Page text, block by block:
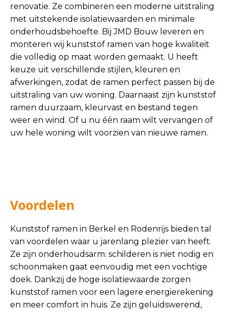
renovatie. Ze combineren een moderne uitstraling
met uitstekende isolatiewaarden en minimale
onderhoudsbehoefte. Bij JMD Bouw leveren en
monteren wij kunststof ramen van hoge kwaliteit
die volledig op maat worden gemaakt. U heeft
keuze uit verschillende stijlen, kleuren en
afwerkingen, zodat de ramen perfect passen bij de
uitstraling van uw woning. Daarnaast zijn kunststof
ramen duurzaam, kleurvast en bestand tegen
weer en wind. Of u nu één raam wilt vervangen of
uw hele woning wilt voorzien van nieuwe ramen.
Voordelen
Kunststof ramen in Berkel en Rodenrijs bieden tal
van voordelen waar u jarenlang plezier van heeft.
Ze zijn onderhoudsarm: schilderen is niet nodig en
schoonmaken gaat eenvoudig met een vochtige
doek. Dankzij de hoge isolatiewaarde zorgen
kunststof ramen voor een lagere energierekening
en meer comfort in huis. Ze zijn geluidswerend,